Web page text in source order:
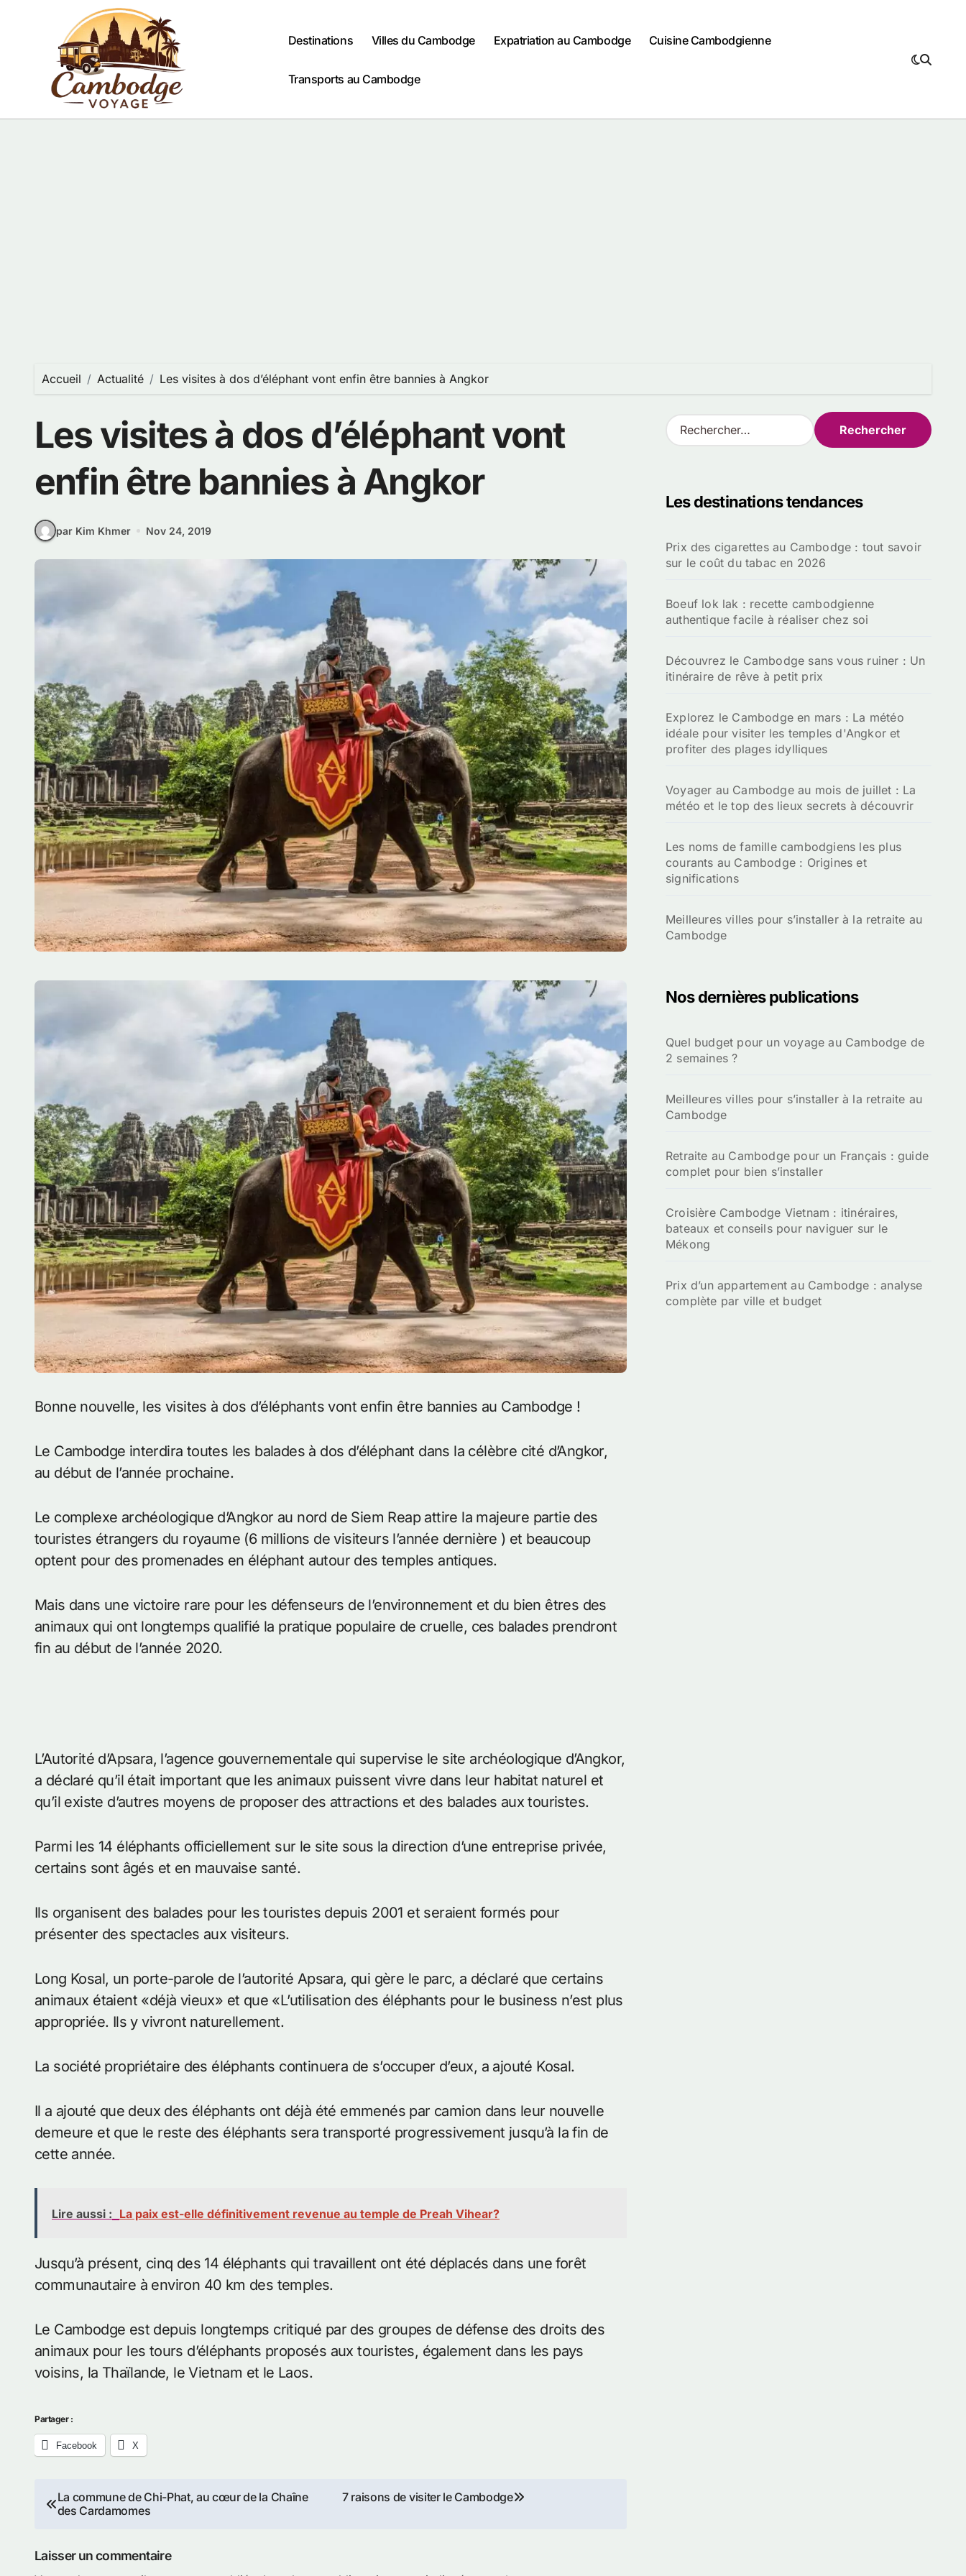
Destinations Villes du Cambodge Expatriation au Cambodge Cuisine Cambodgienne
Transports au Cambodge
Accueil Actualité Les visites à dos d’éléphant vont enfin être bannies à Angkor
Les visites à dos d’éléphant vont
enfin être bannies à Angkor
par Kim Khmer Nov 24, 2019
Bonne nouvelle, les visites à dos d’éléphants vont enfin être bannies au Cambodge !
Le Cambodge interdira toutes les balades à dos d’éléphant dans la célèbre cité d’Angkor,
au début de l’année prochaine.
Le complexe archéologique d’Angkor au nord de Siem Reap attire la majeure partie des
touristes étrangers du royaume (6 millions de visiteurs l’année dernière ) et beaucoup
optent pour des promenades en éléphant autour des temples antiques.
Mais dans une victoire rare pour les défenseurs de l’environnement et du bien êtres des
animaux qui ont longtemps qualifié la pratique populaire de cruelle, ces balades prendront
fin au début de l’année 2020.
L’Autorité d’Apsara, l’agence gouvernementale qui supervise le site archéologique d’Angkor,
a déclaré qu’il était important que les animaux puissent vivre dans leur habitat naturel et
qu’il existe d’autres moyens de proposer des attractions et des balades aux touristes.
Parmi les 14 éléphants officiellement sur le site sous la direction d’une entreprise privée,
certains sont âgés et en mauvaise santé.
Ils organisent des balades pour les touristes depuis 2001 et seraient formés pour
présenter des spectacles aux visiteurs.
Long Kosal, un porte-parole de l’autorité Apsara, qui gère le parc, a déclaré que certains
animaux étaient «déjà vieux» et que «L’utilisation des éléphants pour le business n’est plus
appropriée. Ils y vivront naturellement.
La société propriétaire des éléphants continuera de s’occuper d’eux, a ajouté Kosal.
Il a ajouté que deux des éléphants ont déjà été emmenés par camion dans leur nouvelle
demeure et que le reste des éléphants sera transporté progressivement jusqu’à la fin de
cette année.
Lire aussi : La paix est-elle définitivement revenue au temple de Preah Vihear?
Jusqu’à présent, cinq des 14 éléphants qui travaillent ont été déplacés dans une forêt
communautaire à environ 40 km des temples.
Le Cambodge est depuis longtemps critiqué par des groupes de défense des droits des
animaux pour les tours d’éléphants proposés aux touristes, également dans les pays
voisins, la Thaïlande, le Vietnam et le Laos.
Partager :
Facebook X
Navigation
l’article
La commune de Chi-Phat, au cœur de la Chaîne
des Cardamomes
7 raisons de visiter le Cambodge
Laisser un commentaire
R
e
r
e
r
Les destinations tendances
Prix des cigarettes au Cambodge : tout savoir
sur le coût du tabac en 2026
Boeuf lok lak : recette cambodgienne
authentique facile à réaliser chez soi
Découvrez le Cambodge sans vous ruiner : Un
itinéraire de rêve à petit prix
Explorez le Cambodge en mars : La météo
idéale pour visiter les temples d'Angkor et
profiter des plages idylliques
Voyager au Cambodge au mois de juillet : La
météo et le top des lieux secrets à découvrir
Les noms de famille cambodgiens les plus
courants au Cambodge : Origines et
significations
Meilleures villes pour s’installer à la retraite au
Cambodge
Nos dernières publications
Quel budget pour un voyage au Cambodge de
2 semaines ?
Meilleures villes pour s’installer à la retraite au
Cambodge
Retraite au Cambodge pour un Français : guide
complet pour bien s’installer
Croisière Cambodge Vietnam : itinéraires,
bateaux et conseils pour naviguer sur le
Mékong
Prix d’un appartement au Cambodge : analyse
complète par ville et budget